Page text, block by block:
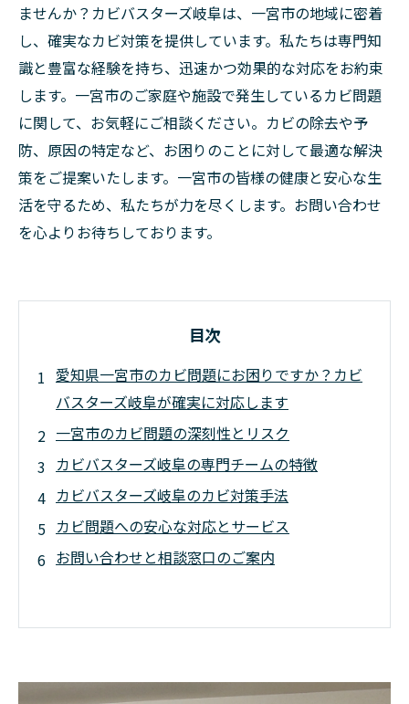
ませんか？カビバスターズ岐阜は、一宮市の地域に密着
し、確実なカビ対策を提供しています。私たちは専門知
識と豊富な経験を持ち、迅速かつ効果的な対応をお約束
します。一宮市のご家庭や施設で発生しているカビ問題
に関して、お気軽にご相談ください。カビの除去や予
防、原因の特定など、お困りのことに対して最適な解決
策をご提案いたします。一宮市の皆様の健康と安心な生
活を守るため、私たちが力を尽くします。お問い合わせ
を心よりお待ちしております。
目次
愛知県一宮市のカビ問題にお困りですか？カビ
バスターズ岐阜が確実に対応します
一宮市のカビ問題の深刻性とリスク
カビバスターズ岐阜の専門チームの特徴
カビバスターズ岐阜のカビ対策手法
カビ問題への安心な対応とサービス
お問い合わせと相談窓口のご案内